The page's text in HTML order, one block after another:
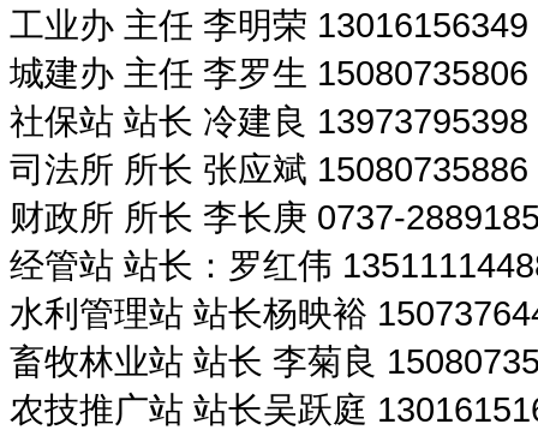
工业办 主任 李明荣 13016156349
城建办 主任 李罗生 15080735806
社保站 站长 冷建良 13973795398
司法所 所长 张应斌 15080735886
财政所 所长 李长庚 0737-
经管站 站长：罗红伟
水利管理站 站长杨映裕
畜牧林业站 站长 李菊良
农技推广站 站长吴跃庭